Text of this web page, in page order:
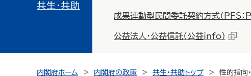
共生・共助
成果連動型民間委託契約方式（PFS
公益法人・公益信託（公益info）
内閣府ホーム 内閣府の政策 共生・共助トップ 性的指向